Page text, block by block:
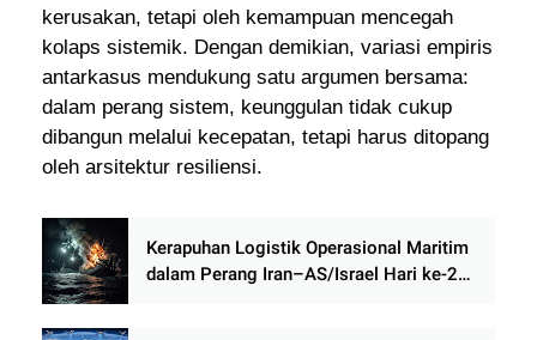
kerusakan, tetapi oleh kemampuan mencegah
kolaps sistemik. Dengan demikian, variasi empiris
antarkasus mendukung satu argumen bersama:
dalam perang sistem, keunggulan tidak cukup
dibangun melalui kecepatan, tetapi harus ditopang
oleh arsitektur resiliensi.
Kerapuhan Logistik Operasional Maritim
dalam Perang Iran–AS/Israel Hari ke-26: